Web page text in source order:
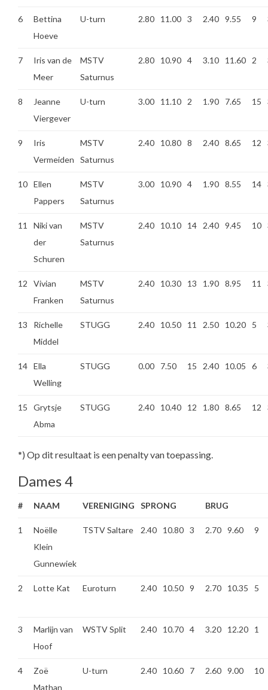
6
Bettina
Hoeve
U-turn 2.80 11.00 3 2.40 9.55 9
7
Iris van de
Meer
MSTV
Saturnus
2.80 10.90 4 3.10 11.60 2
8
Jeanne
Viergever
U-turn 3.00 11.10 2 1.90 7.65 15
9
Iris
Vermeiden
MSTV
Saturnus
2.40 10.80 8 2.40 8.65 12
10 Ellen
Pappers
MSTV
Saturnus
3.00 10.90 4 1.90 8.55 14
11
Niki van
der
Schuren
MSTV
Saturnus
2.40 10.10 14 2.40 9.45 10
12
Vivian
Franken
MSTV
Saturnus
2.40 10.30 13 1.90 8.95 11
13
Richelle
Middel
STUGG 2.40 10.50 11 2.50 10.20 5
14 Ella
Welling
STUGG 0.00 7.50 15 2.40 10.05 6
15
Grytsje
Abma
STUGG 2.40 10.40 12 1.80 8.65 12
*) Op dit resultaat is een penalty van toepassing.
Dames 4
# NAAM VERENIGING SPRONG BRUG
1
Noëlle
Klein
Gunnewiek
TSTV Saltare 2.40 10.80 3 2.70 9.60 9
2 Lotte Kat Euroturn 2.40 10.50 9 2.70 10.35 5
3
Marlijn van
Hoof
WSTV Split 2.40 10.70 4 3.20 12.20 1
4
Zoë
Mathan
U-turn 2.40 10.60 7 2.60 9.00 10